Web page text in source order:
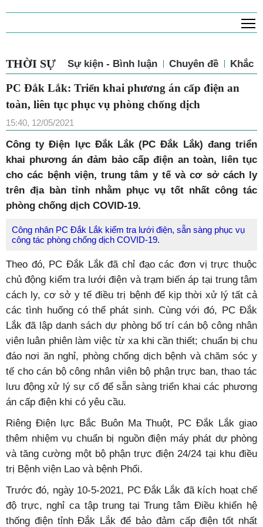
THỜI SỰ Sự kiện - Bình luận Chuyên đề Khắc
PC Đắk Lắk: Triển khai phương án cấp điện an
toàn, liên tục phục vụ phòng chống dịch
15:40, 12/05/2021
Công ty Điện lực Đắk Lắk (PC Đắk Lắk) đang triển
khai phương án đảm bảo cấp điện an toàn, liên tục
cho các bệnh viện, trung tâm y tế và cơ sở cách ly
trên địa bàn tỉnh nhằm phục vụ tốt nhất công tác
phòng chống dịch COVID-19.
Công nhân PC Đắk Lắk kiểm tra lưới điện, sẵn sàng phục vụ
công tác phòng chống dịch COVID-19.
Theo đó, PC Đắk Lắk đã chỉ đạo các đơn vị trực thuộc
chủ động kiểm tra lưới điện và trạm biến áp tại trung tâm
cách ly, cơ sở y tế điều trị bệnh để kịp thời xử lý tất cả
các tình huống có thể phát sinh. Cùng với đó, PC Đắk
Lắk đã lập danh sách dự phòng bố trí cán bộ công nhân
viên luân phiên làm việc từ xa khi cần thiết; chuẩn bị chu
đáo nơi ăn nghỉ, phòng chống dịch bệnh và chăm sóc y
tế cho cán bộ công nhân viên bộ phận trực ban, thao tác
lưu động xử lý sự cố để sẵn sàng triển khai các phương
án cấp điện khi có yêu cầu.
Riêng Điện lực Bắc Buôn Ma Thuột, PC Đắk Lắk giao
thêm nhiệm vụ chuẩn bị nguồn điện máy phát dự phòng
và tăng cường một bộ phận trực điện 24/24 tại khu điều
trị Bệnh viện Lao và bệnh Phổi.
Trước đó, ngày 10-5-2021, PC Đắk Lắk đã kích hoạt chế
độ trực, nghỉ ca tập trung tại Trung tâm Điều khiển hệ
thống điện tỉnh Đắk Lắk để bảo đảm cấp điện tốt nhất